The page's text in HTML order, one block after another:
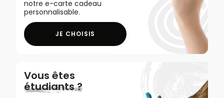
notre e-carte cadeau
personnalisable.
JE CHOISIS
Vous êtes
étudiants ?